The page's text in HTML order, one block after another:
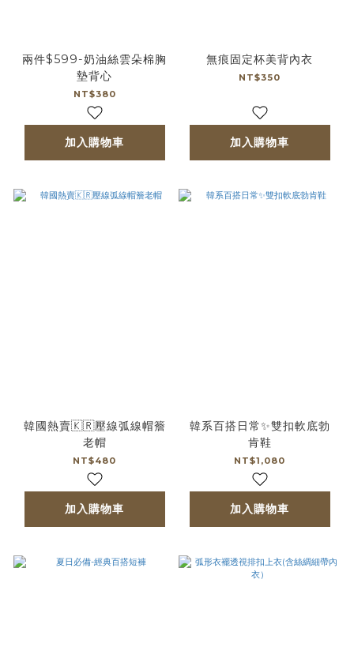
兩件$599-奶油絲雲朵棉胸
墊背心
NT$380
加入購物車
無痕固定杯美背內衣
NT$350
加入購物車
韓國熱賣🇰🇷壓線弧線帽簷
老帽
NT$480
加入購物車
韓系百搭日常✨雙扣軟底勃
肯鞋
NT$1,080
加入購物車